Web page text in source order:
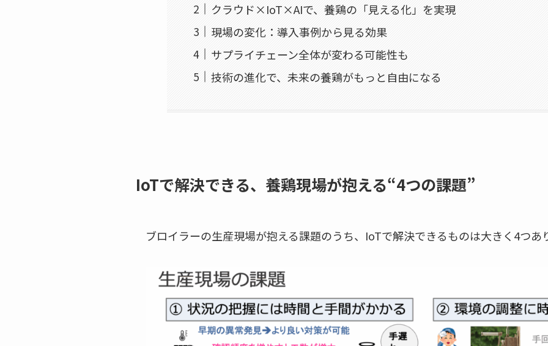
クラウド×IoT×AIで、養鶏の「見える化」を実現
現場の変化：導入事例から見る効果
サプライチェーン全体が変わる可能性も
技術の進化で、未来の養鶏がもっと自由になる
IoTで解決できる、養鶏現場が抱える“4つの課題”
ブロイラーの生産現場が抱える課題のうち、IoTで解決できるものは大きく4つあ